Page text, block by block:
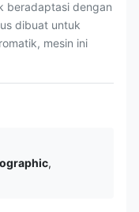
beradaptasi dengan
dibuat untuk
mesin ini
,